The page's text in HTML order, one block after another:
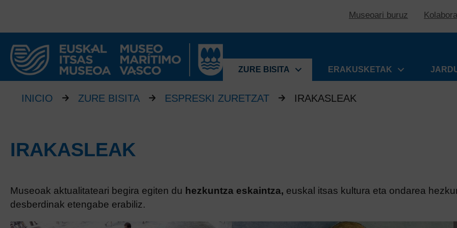
Museoari buruz
ZURE BISITA
ERAKUSKETAK
INICIO ZURE BISITA ESPRESKI ZURETZAT IRAKASLEAK
IRAKASLEAK
Museoak aktualitateari begira egiten du hezkuntza eskaintza, euskal itsas kultura eta ondarea
desberdinak etengabe erabiliz.